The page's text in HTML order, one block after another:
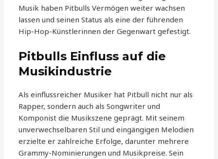
Musik haben Pitbulls Vermögen weiter wachsen
lassen und seinen Status als eine der führenden
Hip-Hop-Künstlerinnen der Gegenwart gefestigt.
Pitbulls Einfluss auf die
Musikindustrie
Als einflussreicher Musiker hat Pitbull nicht nur als
Rapper, sondern auch als Songwriter und
Komponist die Musikszene geprägt. Mit seinem
unverwechselbaren Stil und eingängigen Melodien
erzielte er zahlreiche Erfolge, darunter mehrere
Grammy-Nominierungen und Musikpreise. Sein